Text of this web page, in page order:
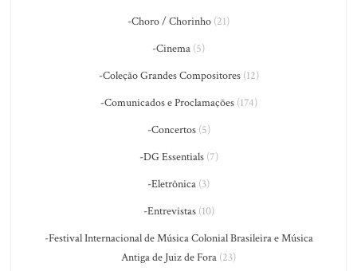
-Choro / Chorinho (21)
-Cinema (5)
-Coleção Grandes Compositores(12)
-Comunicados e Proclamações(174)
-Concertos(5)
-DG Essentials(7)
-Eletrônica (3)
-Entrevistas(10)
-Festival Internacional de Música Colonial Brasileira e Música
Antiga de Juiz de Fora (23)